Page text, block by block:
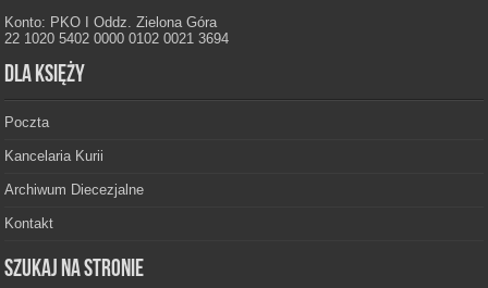
Konto: PKO I Oddz. Zielona Góra
22 1020 5402 0000 0102 0021 3694
Dla księży
Poczta
Kancelaria Kurii
Archiwum Diecezjalne
Kontakt
Szukaj na stronie